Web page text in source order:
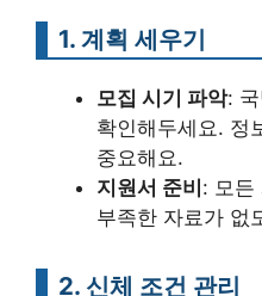
1. 계획 세우기
모집 시기 파악:
확인해두세요. 정
중요해요.
지원서 준비 : 모든
부족한 자료가 없
2. 신체 조건 관리